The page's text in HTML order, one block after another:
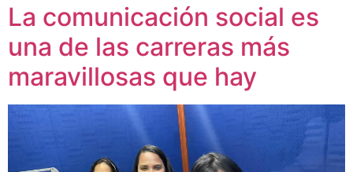
La comunicación social es
una de las carreras más
maravillosas que hay